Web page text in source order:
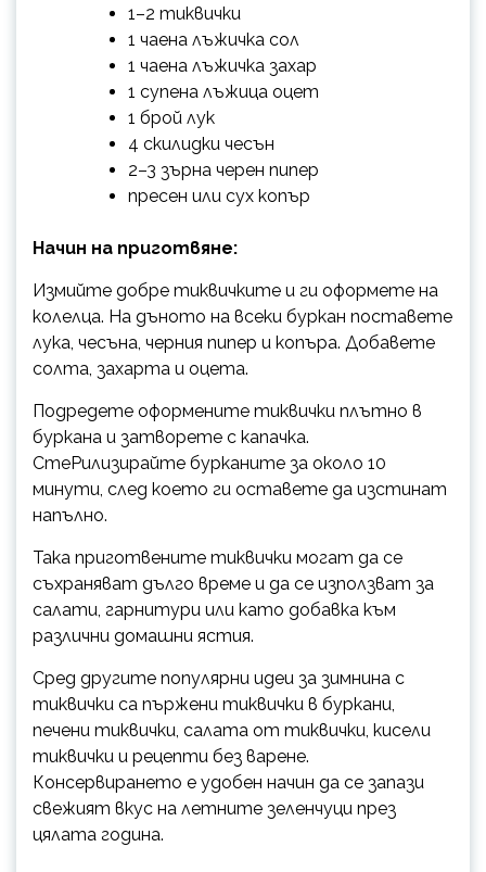
1–2 тиквички
1 чаена лъжичка сол
1 чаена лъжичка захар
1 супена лъжица оцет
1 брой лук
4 скилидки чесън
2–3 зърна черен пипер
пресен или сух копър
Начин на приготвяне:
Измийте добре тиквичките и ги оформете на
колелца. На дъното на всеки буркан поставете
лука, чесъна, черния пипер и копъра. Добавете
солта, захарта и оцета.
Подредете оформените тиквички плътно в
буркана и затворете с капачка.
СтеРилизирайте бурканите за около 10
минути, след което ги оставете да изстинат
напълно.
Така приготвените тиквички могат да се
съхраняват дълго време и да се използват за
салати, гарнитури или като добавка към
различни домашни ястия.
Сред другите популярни идеи за зимнина с
тиквички са пържени тиквички в буркани,
печени тиквички, салата от тиквички, кисели
тиквички и рецепти без варене.
Консервирането е удобен начин да се запази
свежият вкус на летните зеленчуци през
цялата година.